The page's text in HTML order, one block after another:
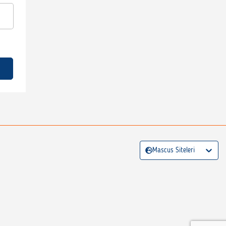
Mascus Siteleri